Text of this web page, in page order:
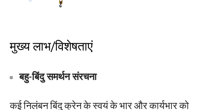
मुख्य लाभ/विशेषताएं
बहु-बिंदु समर्थन संरचना
कई निलंबन बिंदु क्रेन के स्वयं के भार और कार्यभार को